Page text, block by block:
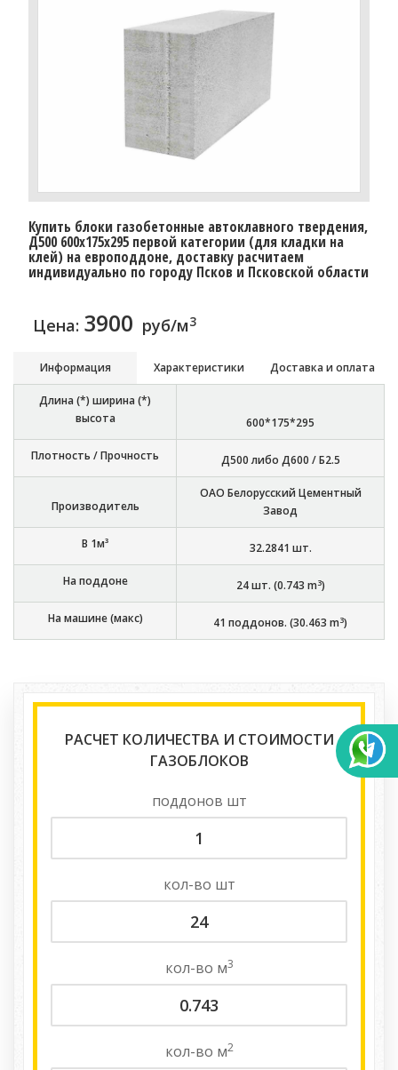
Купить блоки газобетонные автоклавного твердения,
Д500 600x175x295 первой категории (для кладки на
клей) на европоддоне, доставку расчитаем
индивидуально по городу Псков и Псковской области
Цена: 3900 руб/м3
Информация Характеристики Доставка и оплата
Длина (*) ширина (*)
высота
600*175*295
Плотность / Прочность Д500 либо Д600 / Б2.5
Производитель
ОАО Белорусский Цементный
Завод
В 1м³ 32.2841 шт.
На поддоне 24шт. (0.743 m3)
На машине (макс) 41 поддонов. (30.463 m3)
РАСЧЕТ КОЛИЧЕСТВА И СТОИМОСТИ
ГАЗОБЛОКОВ
поддонов шт
кол-во шт
кол-во м3
кол-во м2